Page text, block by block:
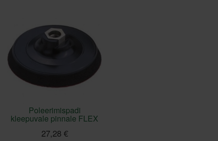
Poleerimispadi
kleepuvale pinnale FLEX
27,28 €